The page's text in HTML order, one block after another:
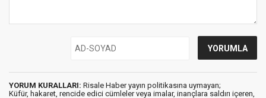
YORUM KURALLARI: Risale Haber yayın politikasına uymayan;
Küfür, hakaret, rencide edici cümleler veya imalar, inançlara saldırı içeren,